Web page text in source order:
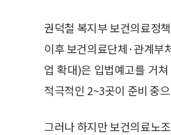
권덕철 복지부 보건의료정
이후 보건의료단체·관계부
업 확대)은 입법예고를 거
적극적인 2~3곳이 준비 중
그러나 하지만 보건의료노